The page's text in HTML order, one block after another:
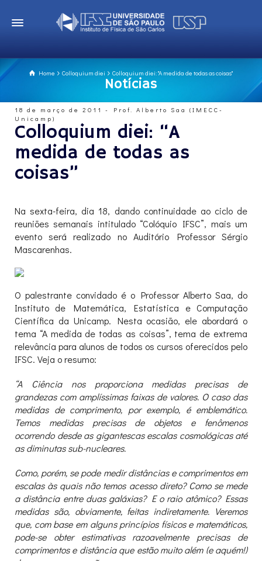
Home Colloquium diei Colloquium diei: "A medida de todas as coisas"
Notícias
18 de março de 2011 - Prof. Alberto Saa (IMECC-
Unicamp)
Colloquium diei: “A
medida de todas as
coisas”
Na sexta-feira, dia 18, dando continuidade ao ciclo de
reuniões semanais intitulado “Colóquio IFSC”, mais um
evento será realizado no Auditório Professor Sérgio
Mascarenhas.
O palestrante convidado é o Professor Alberto Saa, do
Instituto de Matemática, Estatística e Computação
Científica da Unicamp. Nesta ocasião, ele abordará o
tema “A medida de todas as coisas”, tema de extrema
relevância para alunos de todos os cursos oferecidos pelo
IFSC. Veja o resumo:
“A Ciência nos proporciona medidas precisas de
grandezas com amplíssimas faixas de valores. O caso das
medidas de comprimento, por exemplo, é emblemático.
Temos medidas precisas de objetos e fenômenos
ocorrendo desde as gigantescas escalas cosmológicas até
as diminutas sub-nucleares.
Como, porém, se pode medir distâncias e comprimentos em
escalas às quais não temos acesso direto? Como se mede
a distância entre duas galáxias? E o raio atômico? Essas
medidas são, obviamente, feitas indiretamente. Veremos
que, com base em alguns princípios físicos e matemáticos,
pode-se obter estimativas razoavelmente precisas de
comprimentos e distância que estão muito além (e aquém!)